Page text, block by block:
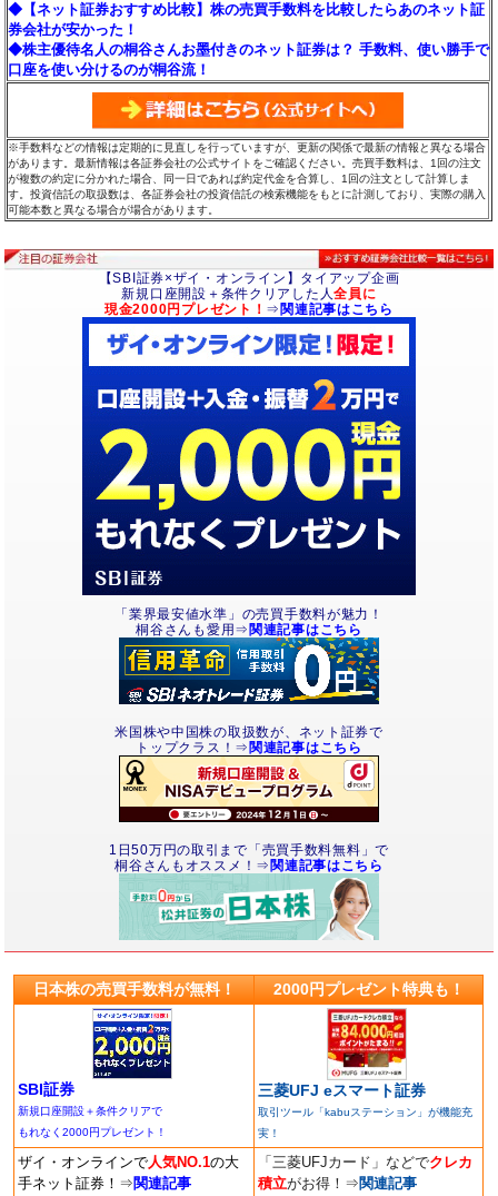
◆【ネット証券おすすめ比較】株の売買手数料を比較したらあのネット証
券会社が安かった！
◆株主優待名人の桐谷さんお墨付きのネット証券は？ 手数料、使い勝手で
口座を使い分けるのが桐谷流！
※手数料などの情報は定期的に見直しを行っていますが、更新の関係で最新の情報と異なる場合
があります。最新情報は各証券会社の公式サイトをご確認ください。売買手数料は、1回の注文
が複数の約定に分かれた場合、同一日であれば約定代金を合算し、1回の注文として計算しま
す。投資信託の取扱数は、各証券会社の投資信託の検索機能をもとに計測しており、実際の購入
可能本数と異なる場合が場合があります。
【SBI証券×ザイ・オンライン】タイアップ企画
新規口座開設＋条件クリアした人全員に
現金2000円プレゼント！ ⇒ 関連記事はこちら
「業界最安値水準」の売買手数料が魅力！
桐谷さんも愛用⇒ 関連記事はこちら
米国株や中国株の取扱数が、ネット証券で
トップクラス！⇒ 関連記事はこちら
1日50万円の取引まで「売買手数料無料」で
桐谷さんもオススメ！⇒ 関連記事はこちら
日本株の売買手数料が無料！ 2000円プレゼント特典も！
SBI証券
新規口座開設＋条件クリアで
もれなく2000円プレゼント！
三菱UFJ eスマート証券
取引ツール「kabuステーション」が機能充
実！
ザイ・オンラインで人気NO.1の大
手ネット証券！ ⇒ 関連記事
「三菱UFJカード」などでクレカ
積立がお得！ ⇒ 関連記事